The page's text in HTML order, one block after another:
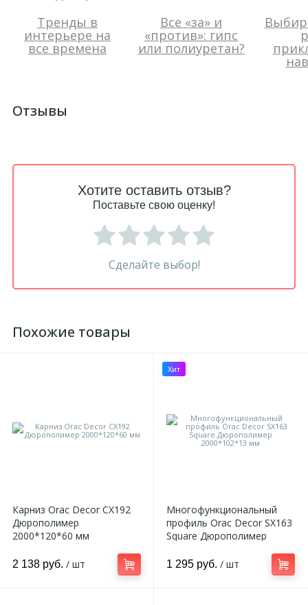
Тренды в
интерьере на
все времена
Все «за» и
«против»: гипс
или полиуретан?
Отзывы
Хотите оставить отзыв?
Поставьте свою оценку!
Сделайте выбор!
Похожие товары
Карниз Orac Decor CX192
Дюрополимер
2000*120*60 мм
2 138 руб. / шт
Хит
Многофункциональный
профиль Orac Decor SX163
Square Дюрополимер
1 295 руб. / шт